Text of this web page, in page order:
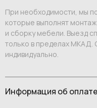
При необходимости, мы
которые выполнят
и сборку мебели. Выезд
только в пределах МКАД.
индивидуально.
Информация об оплате